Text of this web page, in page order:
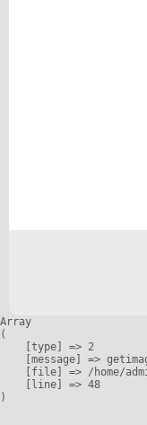
Array
(
    [type] => 2
[message] =>
[file] => /home/
    [line] => 48